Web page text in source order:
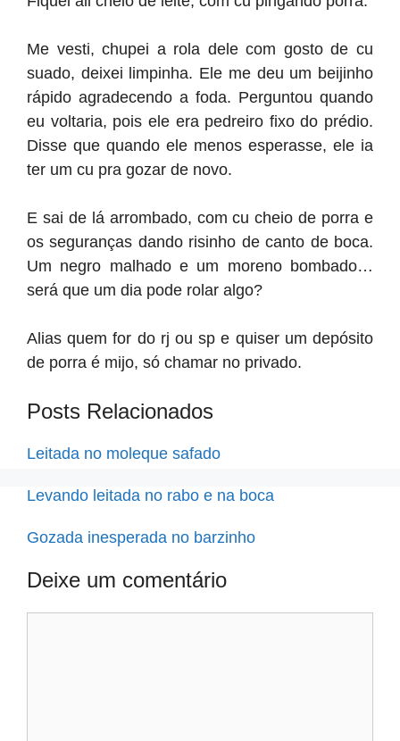
Me vesti, chupei a rola dele com gosto de cu
suado, deixei limpinha. Ele me deu um beijinho
rápido agradecendo a foda. Perguntou quando
eu voltaria, pois ele era pedreiro fixo do prédio.
Disse que quando ele menos esperasse, ele ia
ter um cu pra gozar de novo.
E sai de lá arrombado, com cu cheio de porra e
os seguranças dando risinho de canto de boca.
Um negro malhado e um moreno bombado…
será que um dia pode rolar algo?
Alias quem for do rj ou sp e quiser um depósito
de porra é mijo, só chamar no privado.
Posts Relacionados
Leitada no moleque safado
Levando leitada no rabo e na boca
Gozada inesperada no barzinho
Deixe um comentário